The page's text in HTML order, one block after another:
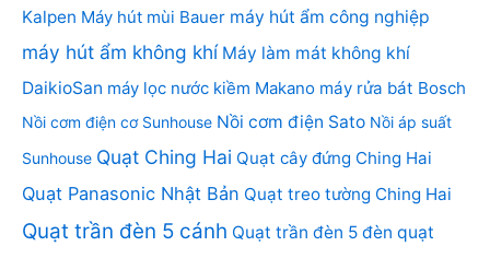
Kalpen Máy hút mùi Bauer máy hút ẩm công nghiệp
máy hút ẩm không khí Máy làm mát không khí
DaikioSan máy lọc nước kiềm Makano máy rửa bát Bosch
Nồi cơm điện cơ Sunhouse Nồi cơm điện Sato Nồi áp suất
Sunhouse Quạt Ching Hai Quạt cây đứng Ching Hai
Quạt Panasonic Nhật Bản Quạt treo tường Ching Hai
Quạt trần đèn 5 cánh Quạt trần đèn 5 đèn quạt